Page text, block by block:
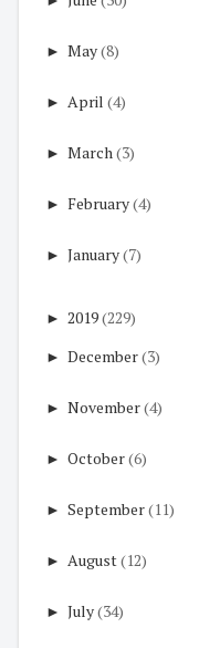
► May(8)
► April (4)
► March(3)
► February(4)
► January(7)
► 2019(229)
► December(3)
► November(4)
► October(6)
► September(11)
► August(12)
► July(34)